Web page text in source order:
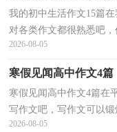
我的初中生活作文15篇
对各类作文都很熟悉吧
创造性。相信很多朋友
2026-08-05
寒假见闻高中作文4篇
寒假见闻高中作文4篇在
写作文吧，写作文可以
考自己未来的方向。相
2026-08-05